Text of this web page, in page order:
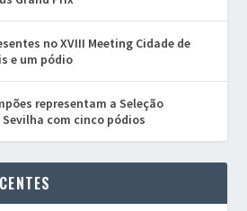
no XVIII Meeting Cidade de
e um pódio
representam a Seleção
com cinco pódios